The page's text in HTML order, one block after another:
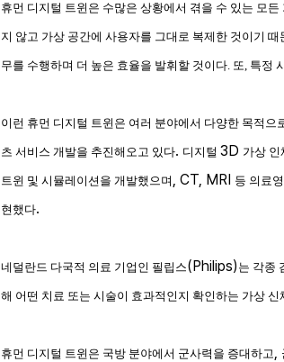
휴먼 디지털 트윈은 수많은 상황에서 겪을 수 있는 모
지 않고 가상 공간에 사용자를 그대로 복제한 것이기 때
무를 수행하며 더 높은 효율을 발휘할 것이다. 또, 특정
이런 휴먼 디지털 트윈은 여러 분야에서 다양한 목적으
츠 서비스 개발을 추진해오고 있다. 디지털 3D 가상 인
트윈 및 시뮬레이션을 개발했으며 , CT, MRI 등 의료
현했다.
네덜란드 다국적 의료 기업인 필립스(Philips) 는 각종
해 어떤 치료 또는 시술이 효과적인지 확인하는 가상
휴먼 디지털 트윈은 국방 분야에서 군사력을 증대하고,